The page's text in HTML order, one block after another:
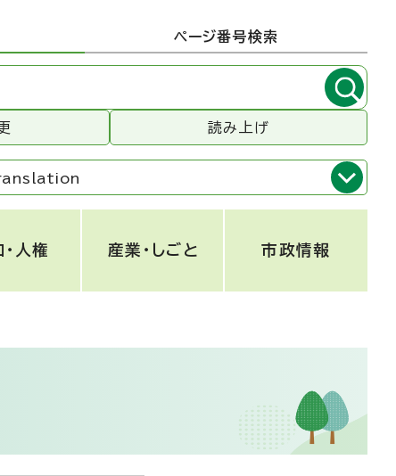
ページ番号検索
読み上げ
人権 産業・しごと 市政情報